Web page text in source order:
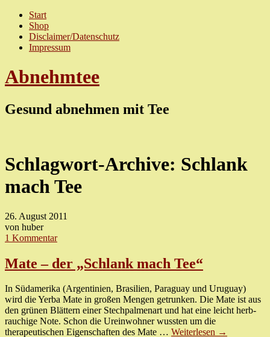
Start
Shop
Disclaimer/Datenschutz
Impressum
Abnehmtee
Gesund abnehmen mit Tee
Schlagwort-Archive: Schlank
mach Tee
26. August 2011
von huber
1 Kommentar
Mate – der „Schlank mach Tee“
In Südamerika (Argentinien, Brasilien, Paraguay und Uruguay)
wird die Yerba Mate in großen Mengen getrunken. Die Mate ist aus
den grünen Blättern einer Stechpalmenart und hat eine leicht herb-
rauchige Note. Schon die Ureinwohner wussten um die
therapeutischen Eigenschaften des Mate … Weiterlesen →